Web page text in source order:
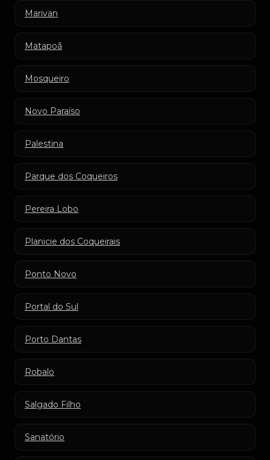
Marivan
Matapoã
Mosqueiro
Novo Paraíso
Palestina
Parque dos Coqueiros
Pereira Lobo
Planicie dos Coqueirais
Ponto Novo
Portal do Sul
Porto Dantas
Robalo
Salgado Filho
Sanatório